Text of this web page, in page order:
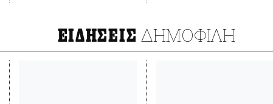
ΕΙΔΗΣΕΙΣ ΔΗΜΟΦΙΛΗ